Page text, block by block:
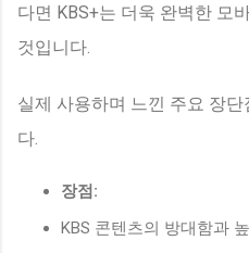
다면 KBS+는 더욱 완벽한 모
것입니다.
실제 사용하며 느낀 주요 장
다.
장점:
KBS 콘텐츠의 방대함과